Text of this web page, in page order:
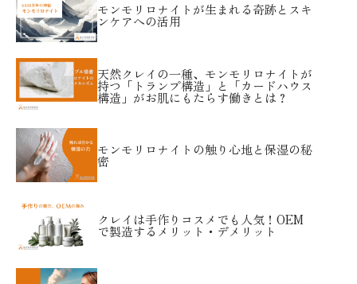
モンモリロナイトが生まれる奇跡とスキ
ンケアへの活用
天然クレイの一種、モンモリロナイトが
持つ「トランプ構造」と「カードハウス
構造」がお肌にもたらす働きとは？
モンモリロナイトの触り心地と保湿の秘
密
クレイは手作りコスメでも人気！OEM
で製造するメリット・デメリット